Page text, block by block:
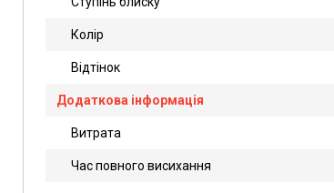
Колір
Відтінок
Додаткова інформація
Витрата
Час повного висихання